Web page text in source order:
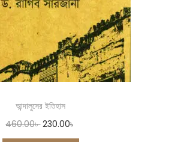
আন্দালুসের ইতিহাস
460.00৳ 230.00৳